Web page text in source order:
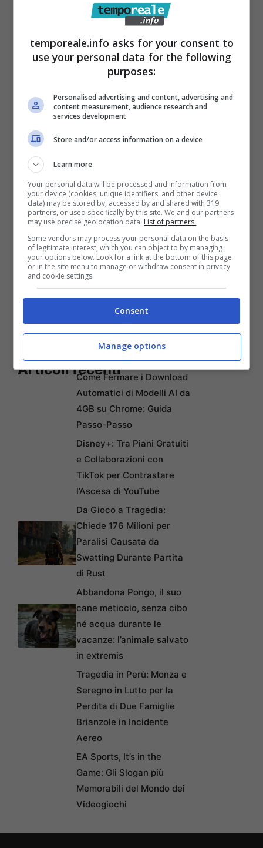
veicolo investitore, si allontanava facendo
perdere le proprie tracce.
Articoli recentiCome Fermare i Download
Automatici di Modelli AI da
4GB su Chrome: Guida
Passo-Passo
Disney+: Tra Piani Gratuiti
e Collaborazioni con
TikTok per Contrastare
l’Ascesa di YouTube
Da Gioco a Tragedia:
Chiede 176 Milioni per
Paralisi Causata da
Swatting Durante Partita
di Rust
Abbandona Pongo, il suo
cane meticcio, senza cibo
né acqua durante le
vacanze: l’animale salvato
in extremis
Tragedia in Perù: Monza e
Seregno in Lutto per la
Perdita di Due Famiglie
Brianzole in Incidente
Aereo
EA Sports, It’s in the
Game: Gli Slogan più
Memorabili del Mondo dei
Videogiochi
temporeale.info asks for your consent to
use your personal data for the following
purposes:
Personalised advertising and content, advertising and
content measurement, audience research and
services development
Store and/or access information on a device
Learn more
Your personal data will be processed and information from
your device (cookies, unique identifiers, and other device
data) may be stored by, accessed by and shared with 319
partners, or used specifically by this site. We and our partners
may use precise geolocation data. List of partners.
Some vendors may process your personal data on the basis
of legitimate interest, which you can object to by managing
your options below. Look for a link at the bottom of this page
or in the site menu to manage or withdraw consent in privacy
and cookie settings.
Consent
Manage options